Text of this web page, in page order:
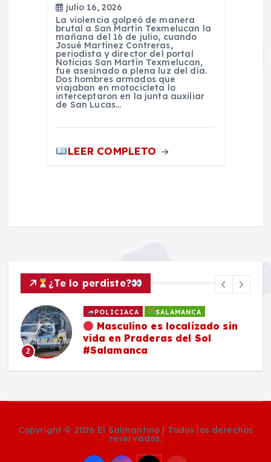
julio 16, 2026
La violencia golpeó de manera
brutal a San Martín Texmelucan la
mañana del 16 de julio, cuando
Josué Martínez Contreras,
periodista y director del portal
Noticias San Martín Texmelucan,
fue asesinado a plena luz del día.
Dos hombres armados que
viajaban en motocicleta lo
interceptaron en la junta auxiliar
de San Lucas…
LEER COMPLETO
¿Te lo perdiste?
2
POLICIACA SALAMANCA
Masculino es localizado sin
vida en Praderas del Sol
#Salamanca
Copyright © 2026 El Salmantino | Todos los derechos
reservados.